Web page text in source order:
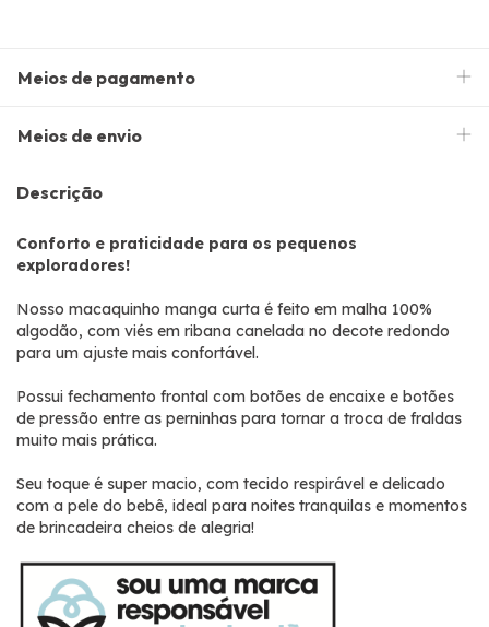
Meios de pagamento
Meios de envio
Descrição
Conforto e praticidade para os pequenos
exploradores!
Nosso macaquinho manga curta é feito em malha 100%
algodão, com viés em ribana canelada no decote redondo
para um ajuste mais confortável.
Possui fechamento frontal com botões de encaixe e botões
de pressão entre as perninhas para tornar a troca de fraldas
muito mais prática.
Seu toque é super macio, com tecido respirável e delicado
com a pele do bebê, ideal para noites tranquilas e momentos
de brincadeira cheios de alegria!